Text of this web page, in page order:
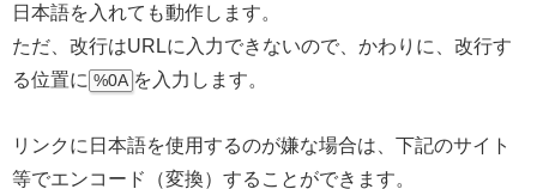
日本語を入れても動作します。
ただ、改行はURLに入力できないので、かわりに、改行す
る位置に %0A を入力します。
リンクに日本語を使用するのが嫌な場合は、下記のサイト
等でエンコード（変換）することができます。